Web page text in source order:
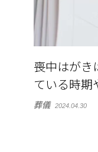
喪中はがき
ている時期
葬儀 2024.04.30